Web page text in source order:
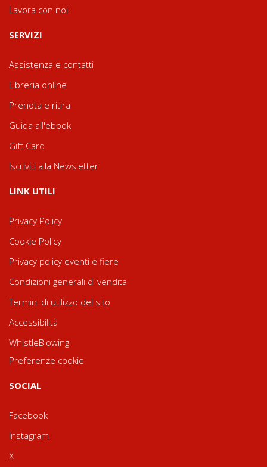
Lavora con noi
SERVIZI
Assistenza e contatti
Libreria online
Prenota e ritira
Guida all'ebook
Gift Card
Iscriviti alla Newsletter
LINK UTILI
Privacy Policy
Cookie Policy
Privacy policy eventi e fiere
Condizioni generali di vendita
Termini di utilizzo del sito
Accessibilità
WhistleBlowing
Preferenze cookie
SOCIAL
Facebook
Instagram
X